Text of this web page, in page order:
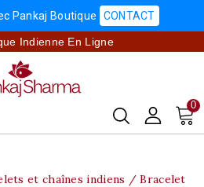
Pankaj Boutique CONTACT
Indienne En Ligne
0
et chaînes indiens
Bracelet